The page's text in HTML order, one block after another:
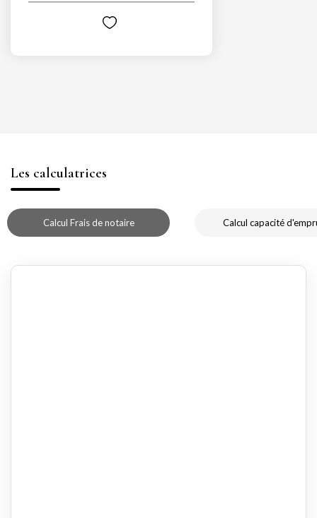
Les calculatrices
Calcul Frais de notaire Calcul capacité